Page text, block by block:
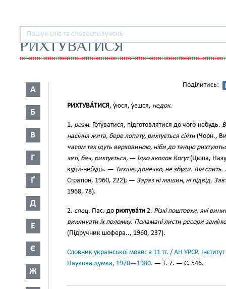
РИХТУВАТИСЯ
А
Б
В
Г
Ґ
Д
Е
Є
Ж
Поділитись:
РИХТУВА́ТИСЯ, у́юся, у́єшся, недок.
1. розм. Готуватися, підготовлятися до чого-небудь.
насіння жита, бере лопату, рихтується сіяти (Чорн.,
часом так ідуть верховиною, ніби до танцю
зяті, бач, рихтується, — їдко вколов Когут(Цюпа,
куди-небудь. — Тихше, донечко, не збуди. Він
Стратіон, 1960, 222); — Зараз ні машин, ні підвід.
1968, 78).
2. спец. Пас. до рихтува́ти 2. Різкі поштовхи, які
викликати їх поломку. Поламані листи ресори
(Підручник шофера.., 1960, 237).
Словник української мови: в 11 тт. / АН УРСР.
Наукова думка, 1970—1980. — Т. 7. — С. 546.